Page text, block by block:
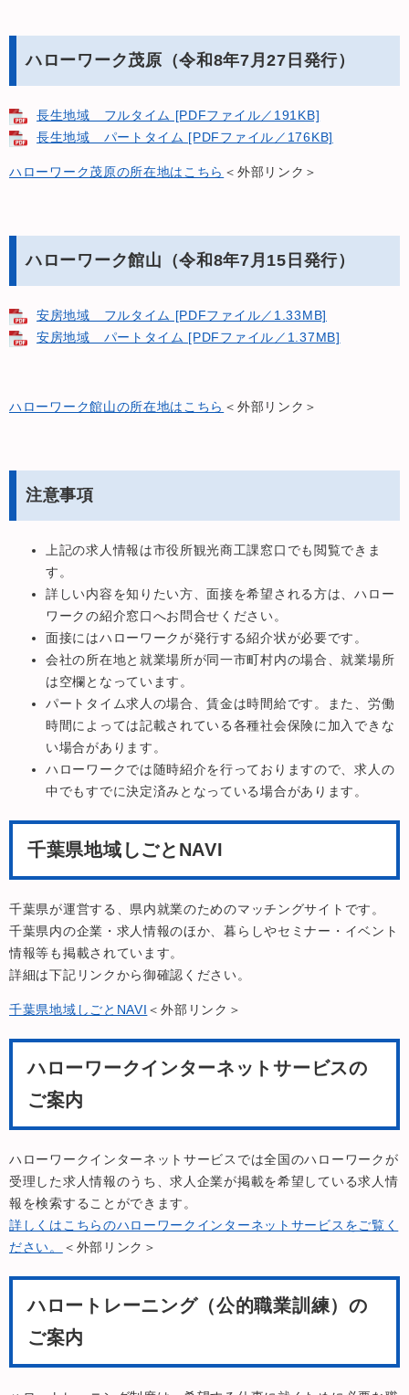
ハローワーク茂原（令和8年7月27日発行）
長生地域 フルタイム [PDFファイル／191KB]
長生地域 パートタイム [PDFファイル／176KB]
ハローワーク茂原の所在地はこちら ＜外部リンク＞
ハローワーク館山（令和8年7月15日発行）
安房地域 フルタイム [PDFファイル／1.33MB]
安房地域 パートタイム [PDFファイル／1.37MB]
ハローワーク館山の所在地はこちら ＜外部リンク＞
注意事項
上記の求人情報は市役所観光商工課窓口でも閲覧できま
す。
詳しい内容を知りたい方、面接を希望される方は、ハロー
ワークの紹介窓口へお問合せください。
面接にはハローワークが発行する紹介状が必要です。
会社の所在地と就業場所が同一市町村内の場合、就業場所
は空欄となっています。
パートタイム求人の場合、賃金は時間給です。また、労働
時間によっては記載されている各種社会保険に加入できな
い場合があります。
ハローワークでは随時紹介を行っておりますので、求人の
中でもすでに決定済みとなっている場合があります。
千葉県地域しごとNAVI
千葉県が運営する、県内就業のためのマッチングサイトです。
千葉県内の企業・求人情報のほか、暮らしやセミナー・イベント
情報等も掲載されています。
詳細は下記リンクから御確認ください。
千葉県地域しごとNAVI ＜外部リンク＞
ハローワークインターネットサービスの
ご案内
ハローワークインターネットサービスでは全国のハローワークが
受理した求人情報のうち、求人企業が掲載を希望している求人情
報を検索することができます。
詳しくはこちらのハローワークインターネットサービスをご覧く
ださい。
＜外部リンク＞
ハロートレーニング（公的職業訓練）の
ご案内